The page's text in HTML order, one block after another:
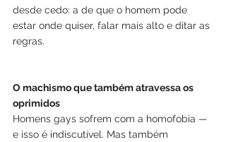
desde cedo: a de que o homem pode
estar onde quiser, falar mais alto e ditar as
regras.
O machismo que também atravessa os
oprimidos
Homens gays sofrem com a homofobia —
e isso é indiscutível. Mas também